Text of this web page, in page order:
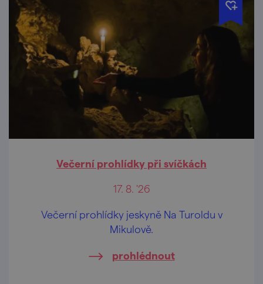
Večerní prohlídky při svíčkách
17. 8. '26
Večerní prohlídky jeskyně Na Turoldu v
Mikulově.
prohlédnout